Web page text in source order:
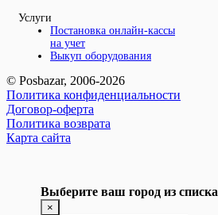
Услуги
Постановка онлайн-кассы
на учет
Выкуп оборудования
© Posbazar, 2006-2026
Политика конфиденциальности
Договор-оферта
Политика возврата
Карта сайта
Выберите ваш город из списка
×